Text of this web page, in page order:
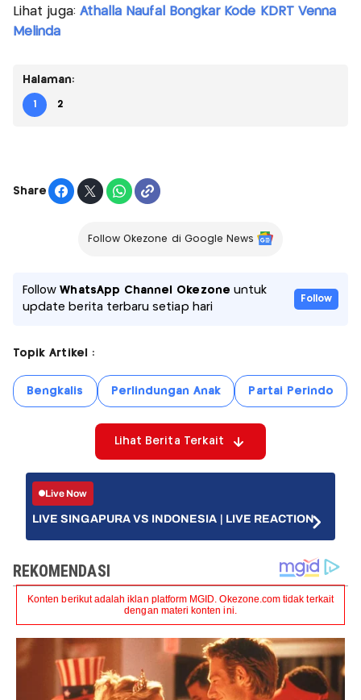
Lihat juga: Athalla Naufal Bongkar Kode KDRT Venna
Melinda
Halaman:
1 2
Share
Follow Okezone di Google News
FollowWhatsApp Channel Okezone untuk
update berita terbaru setiap hari
Follow
Topik Artikel :
Bengkalis Perlindungan Anak Partai Perindo
Lihat Berita Terkait
Live Now
LIVE SINGAPURA VS INDONESIA | LIVE REACTION